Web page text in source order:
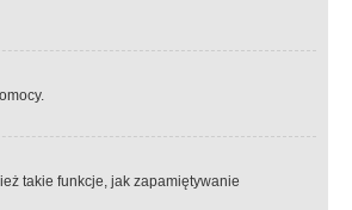
takie funkcje, jak zapamiętywanie